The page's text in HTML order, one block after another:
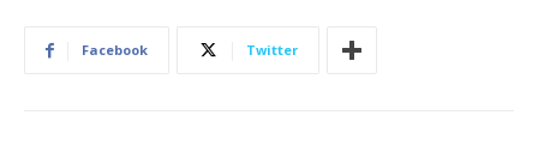
Facebook Twitter